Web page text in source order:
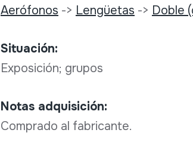
Aerófonos -> Lengüetas -> Doble
Situación:
Exposición; grupos
Notas adquisición:
Comprado al fabricante.